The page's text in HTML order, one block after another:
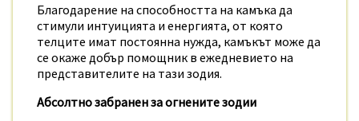
Благодарение на способността на камъка да
стимули интуицията и енергията, от която
телците имат постоянна нужда, камъкът може да
се окаже добър помощник в ежедневието на
представителите на тази зодия.
Абсолтно забранен за огнените зодии